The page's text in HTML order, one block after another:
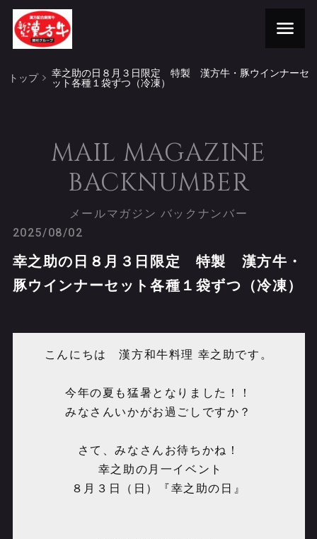
トップ
幸之助の日８月３日限定 特製 漢方牛・豚ウインナーセ
ット各種１袋ずつ（冷凍）
MAIL MAGAZINE
BACKNUMBER
メールマガジン バックナンバー
2025/08/02
幸之助の日８月３日限定 特製 漢方牛・
豚ウインナーセット各種１袋ずつ（冷凍）
こんにちは 漢方和牛料理 幸之助です。
今年の夏も猛暑となりました！！
みなさんいかがお過ごしですか？
さて、みなさんお待ちかね！
幸之助の月一イベント
８月３日（日）『幸之助の日』